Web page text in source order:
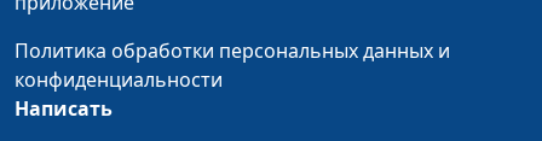
Танатофобия
Бондаренко, врач-нарколог
Страшно выйти из
Политика обработки персональных данных и
конфиденциальности
Написать